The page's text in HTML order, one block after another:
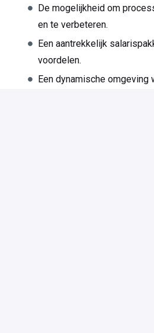
De mogelijkheid om
en te verbeteren.
Een aantrekkelijk
voordelen.
Een dynamische